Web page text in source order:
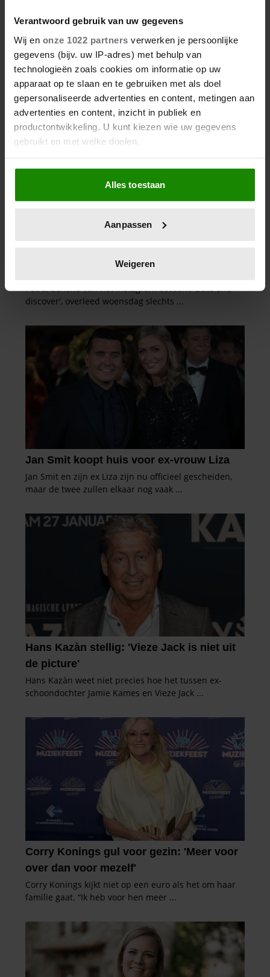
Verantwoord gebruik van uw gegevens
Wij en onze 1022 partners verwerken je persoonlijke
gegevens (bijv. uw IP-adres) met behulp van
technologieën zoals cookies om informatie op uw
apparaat op te slaan en te gebruiken met als doel
gepersonaliseerde advertenties en content, metingen aan
advertenties en content, inzicht in publiek en
productontwikkeling. U kunt kiezen wie uw gegevens
gebruikt en met welke doelen.
Als u het toestaat, willen we ook graag:
Informatie verzamelen over uw geografische
locatie, die tot een paar meter nauwkeurig kan zijn
scannen op specifieke eigenschappen (fingerprinting)
verwerkt en stel uw voorkeuren in het
intrekken in de Cookieverklaring.
personaliseren, om functies voor social media te bieden
en om ons websiteverkeer te analyseren. Ook delen we
informatie over uw gebruik van onze site met onze
partners voor social media, adverteren en analyse. Deze
partners kunnen deze gegevens combineren met andere
informatie die u aan ze heeft verstrekt of die ze hebben
verzameld op basis van uw gebruik van hun services. U
gaat akkoord met onze cookies als u onze website blijft
gebruiken.
Alles toestaan
Aanpassen
Weigeren
DENKEN TERUG AAN ‘KAPOT
ENGE’ HAZES-IMITATOR: ‘ECHT
NIET GOED BIJ JE PAASEI’